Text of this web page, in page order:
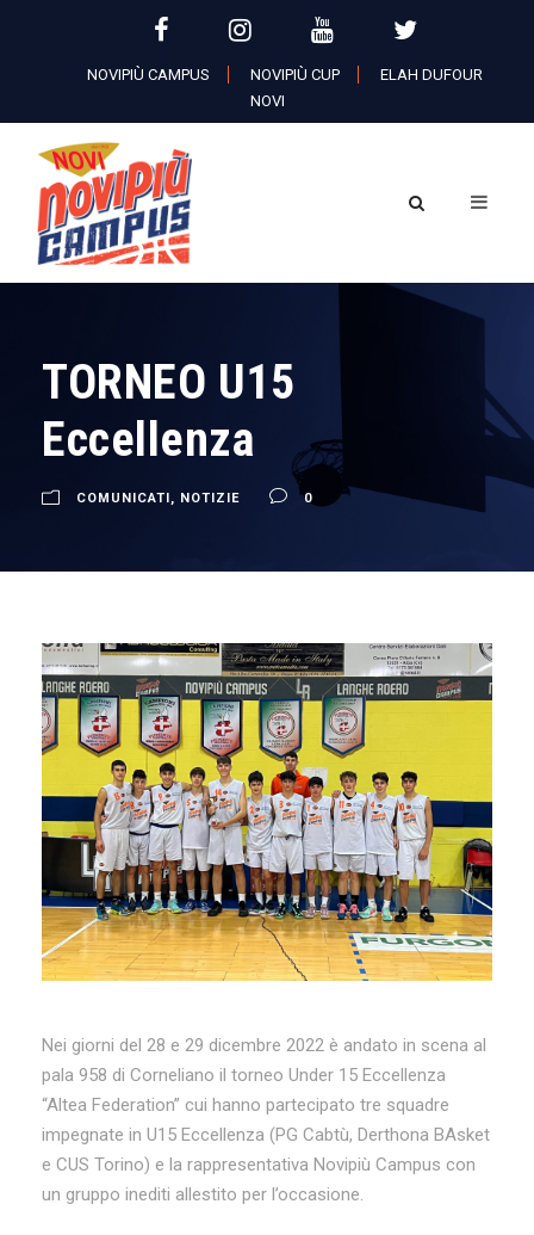
NOVIPIÙ CAMPUS NOVIPIÙ CUP
ELAH DUFOUR
NOVI
TORNEO U15
Eccellenza
COMUNICATI, NOTIZIE 0
Nei giorni del 28 e 29 dicembre 2022 è andato in scena al
pala 958 di Corneliano il torneo Under 15 Eccellenza
“Altea Federation” cui hanno partecipato tre squadre
impegnate in U15 Eccellenza (PG Cabtù, Derthona BAsket
e CUS Torino) e la rappresentativa Novipiù Campus con
un gruppo inediti allestito per l’occasione.